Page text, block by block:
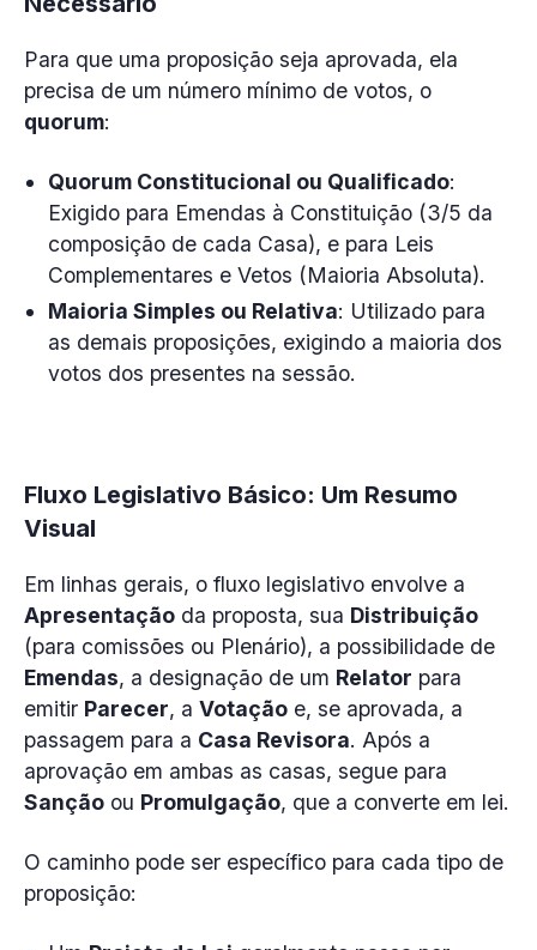
Para que uma proposição seja aprovada, ela
precisa de um número mínimo de votos, o
quorum:
Quorum Constitucional ou Qualificado:
Exigido para Emendas à Constituição (3/5 da
composição de cada Casa), e para Leis
Complementares e Vetos (Maioria Absoluta).
Maioria Simples ou Relativa: Utilizado para
as demais proposições, exigindo a maioria dos
votos dos presentes na sessão.
Fluxo Legislativo Básico: Um Resumo
Visual
Em linhas gerais, o fluxo legislativo envolve a
Apresentação da proposta, sua Distribuição
(para comissões ou Plenário), a possibilidade de
Emendas, a designação de um Relator para
emitir Parecer, a Votação e, se aprovada, a
passagem para a Casa Revisora. Após a
aprovação em ambas as casas, segue para
Sanção ou Promulgação, que a converte em lei.
O caminho pode ser específico para cada tipo de
proposição: